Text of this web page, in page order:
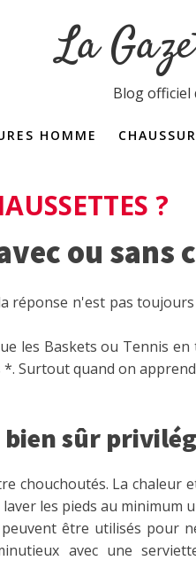
La
Blog officiel
HOMME
?
ou sans
réponse n'est pas
les Baskets ou Tennis
Surtout quand on
sûr
chouchoutés. La chaleur
les pieds au minimum
être utilisés pour
avec une